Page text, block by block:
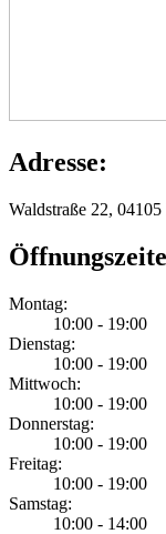
Adresse:
Waldstraße 22,
Montag:
10:00 - 19:00
Dienstag:
10:00 - 19:00
Mittwoch:
10:00 - 19:00
Donnerstag:
10:00 - 19:00
Freitag:
10:00 - 19:00
Samstag:
10:00 - 14:00